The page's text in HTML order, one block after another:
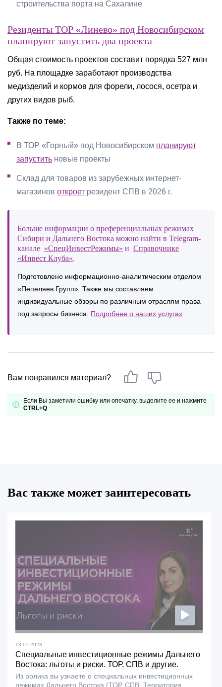
строительства порта на Сахалине
Резиденты ТОР «Линево» под Новосибирском
планируют запустить два проекта
Общая стоимость проектов составит порядка 527 млн
руб. На площадке заработают производства
медизделий и кормов для форели, лосося, осетра и
других видов рыб.
Также по теме:
В ТОР «Горный» под Новосибирском планируют
запустить новые проекты
Склад для товаров из зарубежных интернет-
магазинов откроет резидент СПВ в 2026 г.
Больше информации о преференциальных режимах
Сибири и Дальнего Востока можно найти в Telegram-
канале «СпецИнвестРежимы» и Справочнике
«Инвест Клуба».
Подготовлено информационно-аналитическим отделом
«Пепеляев Групп». Также мы составляем
индивидуальные обзоры по различным отраслям права
под запросы бизнеса. Подробнее о наших услугах
Вам понравился материал?
Если Вы заметили ошибку или опечатку, выделите ее и нажмите
CTRL+Q
Вас также может заинтересовать
13.07.2023
Специальные инвестиционные режимы Дальнего
Востока: льготы и риски. ТОР, СПВ и другие.
Из ролика вы узнаете о специальных инвестиционных
режимах Дальнего Востока (ТОР, СПВ, Территория